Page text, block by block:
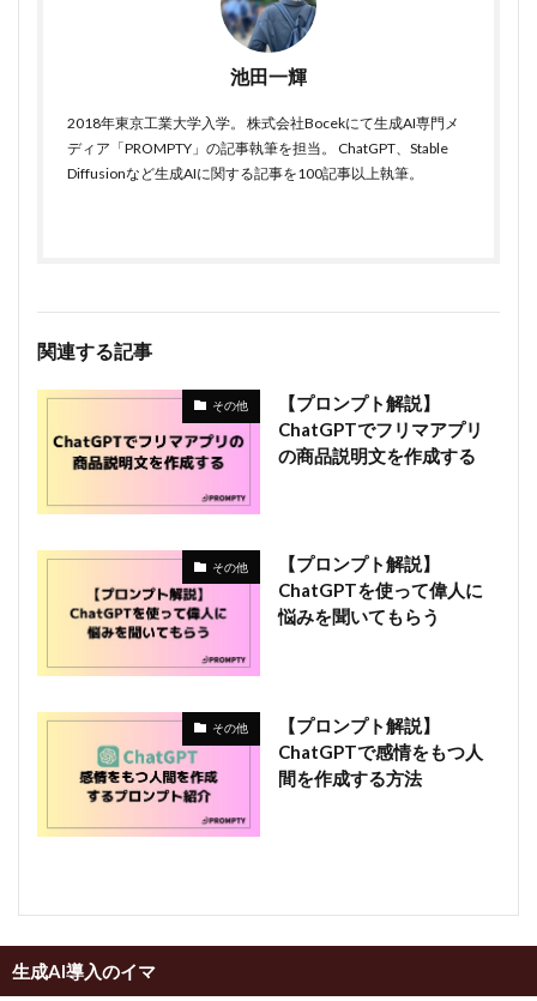
池田一輝
2018年東京工業大学入学。 株式会社Bocekにて生成AI専門メ
ディア「PROMPTY」の記事執筆を担当。 ChatGPT、Stable
Diffusionなど生成AIに関する記事を100記事以上執筆。
関連する記事
その他
【プロンプト解説】
ChatGPTでフリマアプリ
の商品説明文を作成する
その他
【プロンプト解説】
ChatGPTを使って偉人に
悩みを聞いてもらう
その他
【プロンプト解説】
ChatGPTで感情をもつ人
間を作成する方法
生成AI導入のイマ